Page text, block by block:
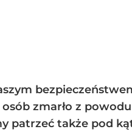
zmarło z
patrzeć także pod